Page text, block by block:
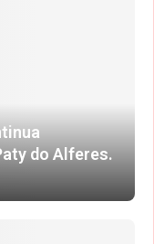
do Alferes.